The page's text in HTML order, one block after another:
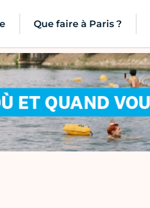
Que faire à Paris ?